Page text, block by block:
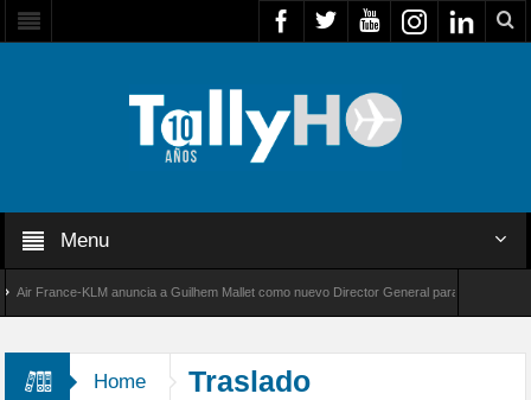
Menu
France-KLM anuncia a Guilhem Mallet como nuevo Director General para América Latina
Home Traslado